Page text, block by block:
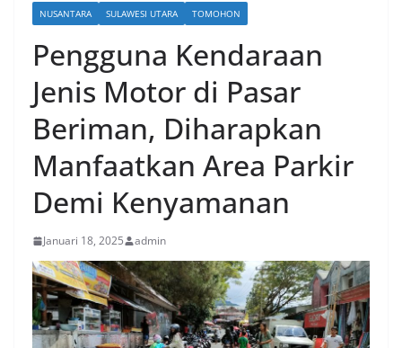
NUSANTARA SULAWESI UTARA TOMOHON
Pengguna Kendaraan
Jenis Motor di Pasar
Beriman, Diharapkan
Manfaatkan Area Parkir
Demi Kenyamanan
Januari 18, 2025 admin